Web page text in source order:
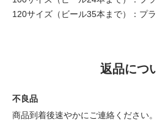
120サイズ（ビール35本まで）：プ
返品につ
不良品
商品到着後速やかにご連絡ください